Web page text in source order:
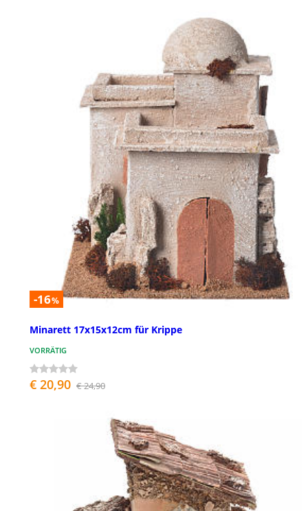
-16%
Minarett 17x15x12cm für Krippe
VORRÄTIG
€ 20,90 € 24,90